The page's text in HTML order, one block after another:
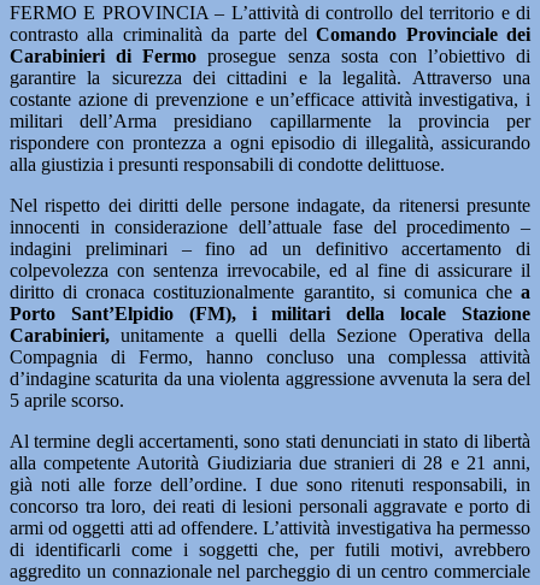
FERMO E PROVINCIA – L’attività di controllo del territorio e di
contrasto alla criminalità da parte delComando Provinciale dei
Carabinieri di Fermo prosegue senza sosta con l’obiettivo di
garantire la sicurezza dei cittadini e la legalità. Attraverso una
costante azione di prevenzione e un’efficace attività investigativa, i
militari dell’Arma presidiano capillarmente la provincia per
rispondere con prontezza a ogni episodio di illegalità, assicurando
alla giustizia i presunti responsabili di condotte delittuose.
Nel rispetto dei diritti delle persone indagate, da ritenersi presunte
innocenti in considerazione dell’attuale fase del procedimento –
indagini preliminari – fino ad un definitivo accertamento di
colpevolezza con sentenza irrevocabile, ed al fine di assicurare il
diritto di cronaca costituzionalmente garantito, si comunica che a
Porto Sant’Elpidio (FM), i militari della locale Stazione
Carabinieri, unitamente a quelli della Sezione Operativa della
Compagnia di Fermo, hanno concluso una complessa attività
d’indagine scaturita da una violenta aggressione avvenuta la sera del
5 aprile scorso.
Al termine degli accertamenti, sono stati denunciati in stato di libertà
alla competente Autorità Giudiziaria due stranieri di 28 e 21 anni,
già noti alle forze dell’ordine. I due sono ritenuti responsabili, in
concorso tra loro, dei reati di lesioni personali aggravate e porto di
armi od oggetti atti ad offendere. L’attività investigativa ha permesso
di identificarli come i soggetti che, per futili motivi, avrebbero
aggredito un connazionale nel parcheggio di un centro commerciale